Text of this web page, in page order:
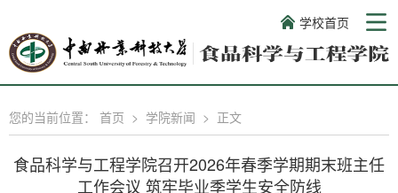
学校首页
您的当前位置： 首页 > 学院新闻 > 正文
食品科学与工程学院召开2026年春季学期期末班主任
工作会议 筑牢毕业季学生安全防线